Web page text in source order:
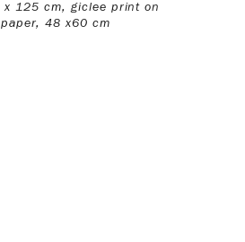
125 cm, giclee print on
48 x60 cm